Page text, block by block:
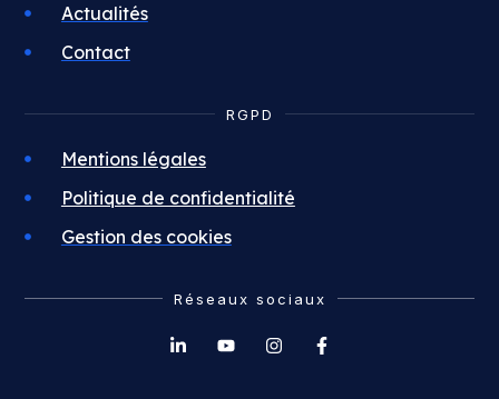
Actualités
Contact
RGPD
Mentions légales
Politique de confidentialité
Gestion des cookies
Réseaux sociaux